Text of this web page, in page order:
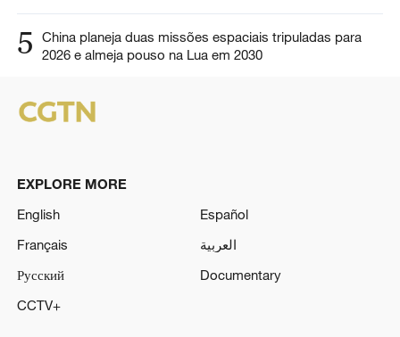
5
China planeja duas missões espaciais tripuladas para
2026 e almeja pouso na Lua em 2030
EXPLORE MORE
English
Español
Français
العربية
Русский
Documentary
CCTV+